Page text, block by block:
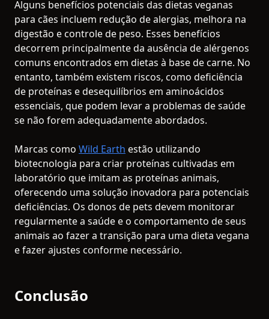
Alguns benefícios potenciais das dietas veganas
para cães incluem redução de alergias, melhora na
digestão e controle de peso. Esses benefícios
decorrem principalmente da ausência de alérgenos
comuns encontrados em dietas à base de carne. No
entanto, também existem riscos, como deficiência
de proteínas e desequilíbrios em aminoácidos
essenciais, que podem levar a problemas de saúde
se não forem adequadamente abordados.
Marcas como Wild Earth estão utilizando
biotecnologia para criar proteínas cultivadas em
laboratório que imitam as proteínas animais,
oferecendo uma solução inovadora para potenciais
deficiências. Os donos de pets devem monitorar
regularmente a saúde e o comportamento de seus
animais ao fazer a transição para uma dieta vegana
e fazer ajustes conforme necessário.
Conclusão